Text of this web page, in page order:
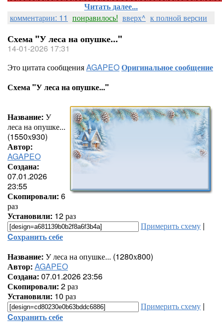
Читать далее...
комментарии: 11 понравилось! вверх^ к полной версии
Схема "У леса на опушке..."
14-01-2026 17:31
Это цитата сообщенияAGAPEOОригинальное сообщение
Схема "У леса на опушке..."
Название: У
леса на опушке...
(1550х930)
Автор:
AGAPEO
Создана:
07.01.2026
23:55
Скопировали: 6
раз
Установили: 12 раз
Примерить схему |
Cохранить себе
Название: У леса на опушке... (1280х800)
Автор: AGAPEO
Создана: 07.01.2026 23:56
Скопировали: 2 раз
Установили: 10 раз
Примерить схему |
Cохранить себе